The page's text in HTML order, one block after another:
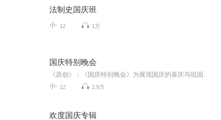
法制史国庆班
12 1万
国庆特别晚会
12 2.9万
欢度国庆专辑